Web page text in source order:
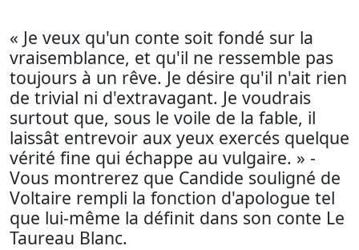
« Je veux qu'un conte soit fondé sur la
vraisemblance, et qu'il ne ressemble pas
toujours à un rêve. Je désire qu'il n'ait rien
de trivial ni d'extravagant. Je voudrais
surtout que, sous le voile de la fable, il
laissât entrevoir aux yeux exercés quelque
vérité fine qui échappe au vulgaire. » -
Vous montrerez que Candide souligné de
Voltaire rempli la fonction d'apologue tel
que lui-même la définit dans son conte Le
Taureau Blanc.